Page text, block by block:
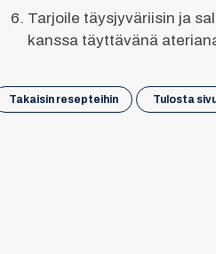
Tarjoile täysjyväriisin ja
kanssa täyttävänä
Takaisin resepteihin Tulosta